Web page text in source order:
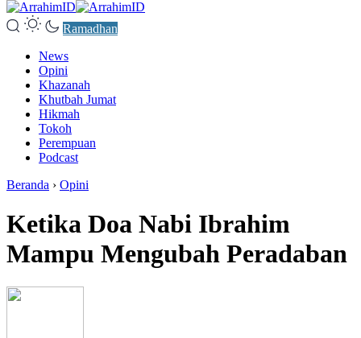
Ramadhan
News
Opini
Khazanah
Khutbah Jumat
Hikmah
Tokoh
Perempuan
Podcast
Beranda › Opini
Ketika Doa Nabi Ibrahim
Mampu Mengubah Peradaban